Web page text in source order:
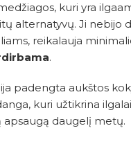
kuri yra
alternatyvų. Ji nebijo
reikalauja
.
padengta aukštos
kuri užtikrina
apsaugą daugelį metų.